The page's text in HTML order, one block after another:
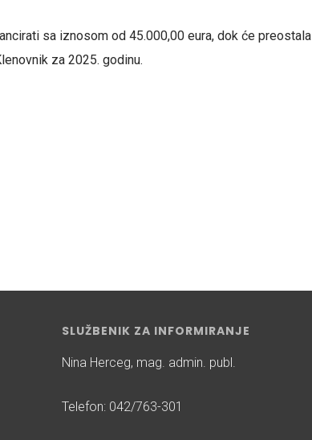
sa iznosom od 45.000,00 eura, dok će preostala
za 2025. godinu.
SLUŽBENIK ZA INFORMIRANJE
Nina Herceg, mag. admin. publ.
Telefon: 042/763-301